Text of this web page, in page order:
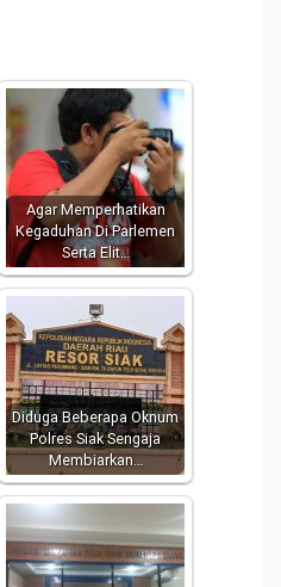
Agar Memperhatikan
Kegaduhan Di Parlemen
Serta Elit…
Diduga Beberapa Oknum
Polres Siak Sengaja
Membiarkan…